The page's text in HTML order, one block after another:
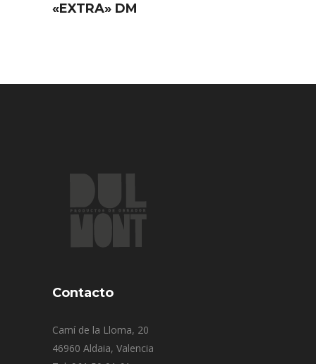
«EXTRA» DM
Contacto
Camí de la Lloma, 20
46960 Aldaia, Valencia